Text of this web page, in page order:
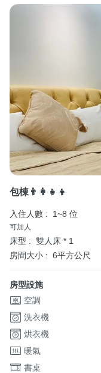
包棟👨‍👩‍👧‍👦
入住人數 : 1~8 位
可加人
床型 : 雙人床 * 1
房間大小 : 6平方公尺
房型設施
空調
洗衣機
烘衣機
暖氣
書桌